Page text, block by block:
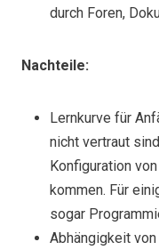
durch Foren,
Nachteile:
Lernkurve für
nicht vertraut
Konfiguration
kommen. Für
sogar
Abhängigkeit